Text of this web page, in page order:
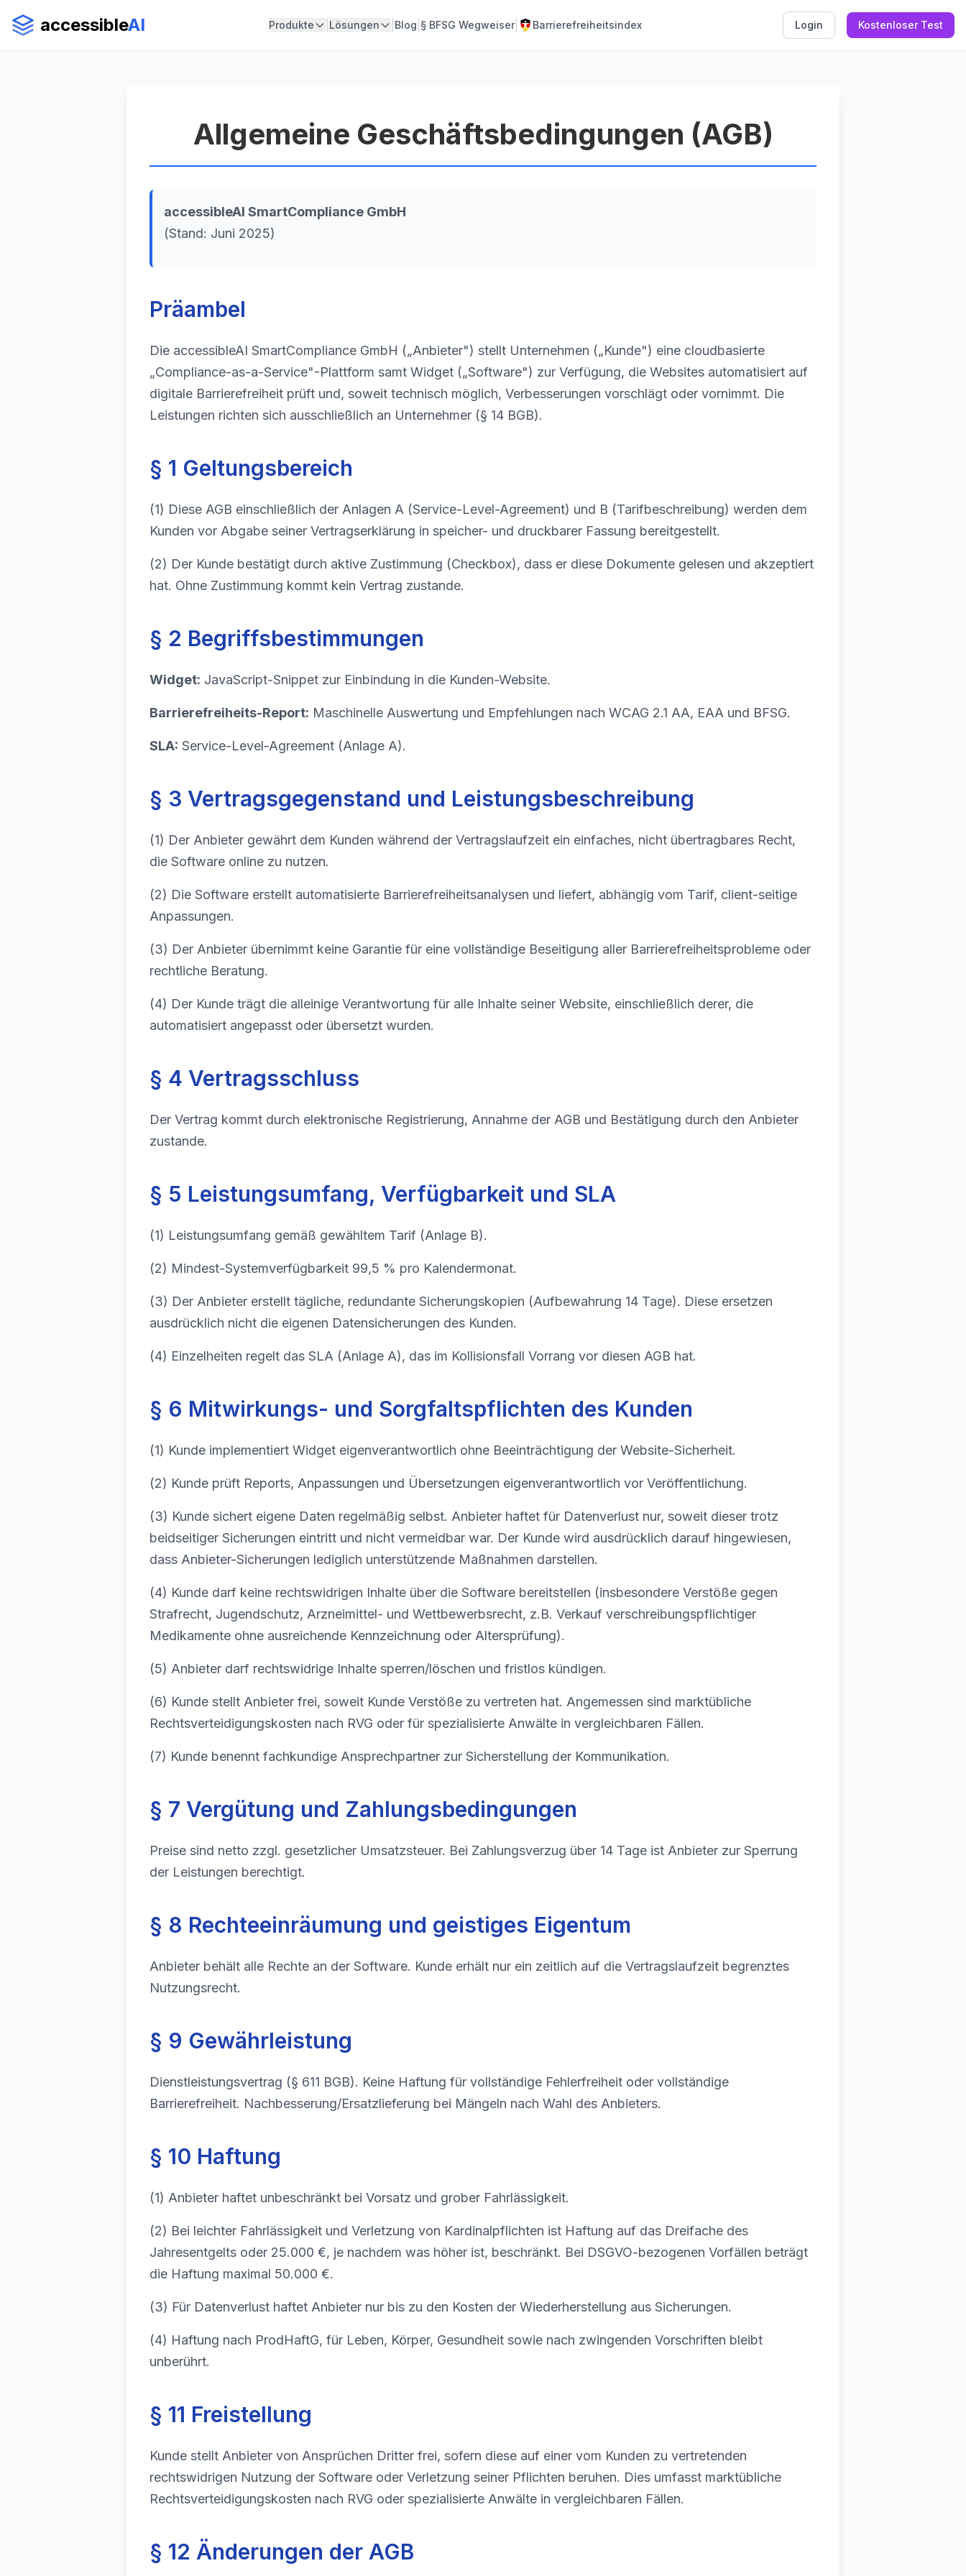
accessibleAI Produkte Lösungen Blog § BFSG Wegweiser| Barrierefreiheitsindex Login Kostenloser Test
Allgemeine Geschäftsbedingungen (AGB)
accessibleAI SmartCompliance GmbH
(Stand: Juni 2025)
Präambel
Die accessibleAI SmartCompliance GmbH („Anbieter") stellt Unternehmen („Kunde") eine cloudbasierte
„Compliance-as-a-Service"-Plattform samt Widget („Software") zur Verfügung, die Websites automatisiert auf
digitale Barrierefreiheit prüft und, soweit technisch möglich, Verbesserungen vorschlägt oder vornimmt. Die
Leistungen richten sich ausschließlich an Unternehmer (§ 14 BGB).
§ 1 Geltungsbereich
(1) Diese AGB einschließlich der Anlagen A (Service-Level-Agreement) und B (Tarifbeschreibung) werden dem
Kunden vor Abgabe seiner Vertragserklärung in speicher- und druckbarer Fassung bereitgestellt.
(2) Der Kunde bestätigt durch aktive Zustimmung (Checkbox), dass er diese Dokumente gelesen und akzeptiert
hat. Ohne Zustimmung kommt kein Vertrag zustande.
§ 2 Begriffsbestimmungen
Widget: JavaScript-Snippet zur Einbindung in die Kunden-Website.
Barrierefreiheits-Report: Maschinelle Auswertung und Empfehlungen nach WCAG 2.1 AA, EAA und BFSG.
SLA: Service-Level-Agreement (Anlage A).
§ 3 Vertragsgegenstand und Leistungsbeschreibung
(1) Der Anbieter gewährt dem Kunden während der Vertragslaufzeit ein einfaches, nicht übertragbares Recht,
die Software online zu nutzen.
(2) Die Software erstellt automatisierte Barrierefreiheitsanalysen und liefert, abhängig vom Tarif, client-seitige
Anpassungen.
(3) Der Anbieter übernimmt keine Garantie für eine vollständige Beseitigung aller Barrierefreiheitsprobleme oder
rechtliche Beratung.
(4) Der Kunde trägt die alleinige Verantwortung für alle Inhalte seiner Website, einschließlich derer, die
automatisiert angepasst oder übersetzt wurden.
§ 4 Vertragsschluss
Der Vertrag kommt durch elektronische Registrierung, Annahme der AGB und Bestätigung durch den Anbieter
zustande.
§ 5 Leistungsumfang, Verfügbarkeit und SLA
(1) Leistungsumfang gemäß gewähltem Tarif (Anlage B).
(2) Mindest-Systemverfügbarkeit 99,5 % pro Kalendermonat.
(3) Der Anbieter erstellt tägliche, redundante Sicherungskopien (Aufbewahrung 14 Tage). Diese ersetzen
ausdrücklich nicht die eigenen Datensicherungen des Kunden.
(4) Einzelheiten regelt das SLA (Anlage A), das im Kollisionsfall Vorrang vor diesen AGB hat.
§ 6 Mitwirkungs- und Sorgfaltspflichten des Kunden
(1) Kunde implementiert Widget eigenverantwortlich ohne Beeinträchtigung der Website-Sicherheit.
(2) Kunde prüft Reports, Anpassungen und Übersetzungen eigenverantwortlich vor Veröffentlichung.
(3) Kunde sichert eigene Daten regelmäßig selbst. Anbieter haftet für Datenverlust nur, soweit dieser trotz
beidseitiger Sicherungen eintritt und nicht vermeidbar war. Der Kunde wird ausdrücklich darauf hingewiesen,
dass Anbieter-Sicherungen lediglich unterstützende Maßnahmen darstellen.
(4) Kunde darf keine rechtswidrigen Inhalte über die Software bereitstellen (insbesondere Verstöße gegen
Strafrecht, Jugendschutz, Arzneimittel- und Wettbewerbsrecht, z.B. Verkauf verschreibungspflichtiger
Medikamente ohne ausreichende Kennzeichnung oder Altersprüfung).
(5) Anbieter darf rechtswidrige Inhalte sperren/löschen und fristlos kündigen.
(6) Kunde stellt Anbieter frei, soweit Kunde Verstöße zu vertreten hat. Angemessen sind marktübliche
Rechtsverteidigungskosten nach RVG oder für spezialisierte Anwälte in vergleichbaren Fällen.
(7) Kunde benennt fachkundige Ansprechpartner zur Sicherstellung der Kommunikation.
§ 7 Vergütung und Zahlungsbedingungen
Preise sind netto zzgl. gesetzlicher Umsatzsteuer. Bei Zahlungsverzug über 14 Tage ist Anbieter zur Sperrung
der Leistungen berechtigt.
§ 8 Rechteeinräumung und geistiges Eigentum
Anbieter behält alle Rechte an der Software. Kunde erhält nur ein zeitlich auf die Vertragslaufzeit begrenztes
Nutzungsrecht.
§ 9 Gewährleistung
Dienstleistungsvertrag (§ 611 BGB). Keine Haftung für vollständige Fehlerfreiheit oder vollständige
Barrierefreiheit. Nachbesserung/Ersatzlieferung bei Mängeln nach Wahl des Anbieters.
§ 10 Haftung
(1) Anbieter haftet unbeschränkt bei Vorsatz und grober Fahrlässigkeit.
(2) Bei leichter Fahrlässigkeit und Verletzung von Kardinalpflichten ist Haftung auf das Dreifache des
Jahresentgelts oder 25.000 €, je nachdem was höher ist, beschränkt. Bei DSGVO-bezogenen Vorfällen beträgt
die Haftung maximal 50.000 €.
(3) Für Datenverlust haftet Anbieter nur bis zu den Kosten der Wiederherstellung aus Sicherungen.
(4) Haftung nach ProdHaftG, für Leben, Körper, Gesundheit sowie nach zwingenden Vorschriften bleibt
unberührt.
§ 11 Freistellung
Kunde stellt Anbieter von Ansprüchen Dritter frei, sofern diese auf einer vom Kunden zu vertretenden
rechtswidrigen Nutzung der Software oder Verletzung seiner Pflichten beruhen. Dies umfasst marktübliche
Rechtsverteidigungskosten nach RVG oder spezialisierte Anwälte in vergleichbaren Fällen.
§ 12 Änderungen der AGB